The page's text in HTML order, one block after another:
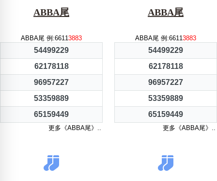
ABBA尾
ABBA尾 例:66113883
54499229
62178118
96957227
53359889
65159449
更多《ABBA尾》..
ABBA尾
ABBA尾 例:66113883
54499229
62178118
96957227
53359889
65159449
更多《ABBA尾》..